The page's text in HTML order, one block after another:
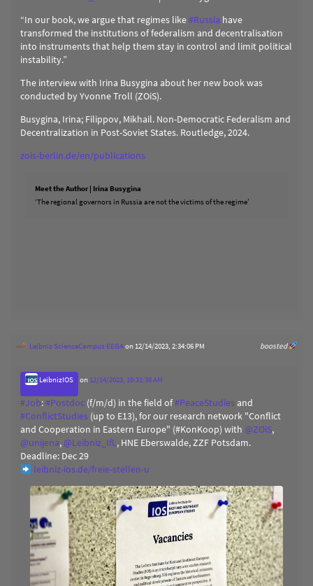
“In our book, we argue that regimes like#Russia have
transformed the institutions of federalism and decentralisation
into instruments that help them stay in control and limit political
instability.”
The interview with Irina Busygina about her new book was
conducted by Yvonne Troll (ZOiS).
Busygina, Irina; Filippov, Mikhail. Non-Democratic Federalism and
Decentralization in Post-Soviet States. Routledge, 2024.
zois-berlin.de/en/publications
Meet the Author | Irina Busygina
‘The regional governors in Russia are not the victims of the regime’
boosted
Leibniz ScienceCampus EEGAon 12/14/2023, 2:34:06 PM
LeibnizIOS on 12/14/2023, 10:31:38 AM
#Job:#Postdoc (f/m/d) in the field of#PeaceStudiesand
#ConflictStudies (up to E13), for our research network "Conflict
and Cooperation in Eastern Europe" (#KonKoop) with @ZOiS,
@unijena, @Leibniz_IfL, HNE Eberswalde, ZZF Potsdam.
Deadline: Dec 29
leibniz-ios.de/freie-stellen-u